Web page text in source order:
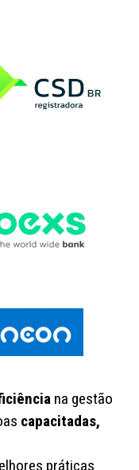
na gestão
capacitadas,
práticas